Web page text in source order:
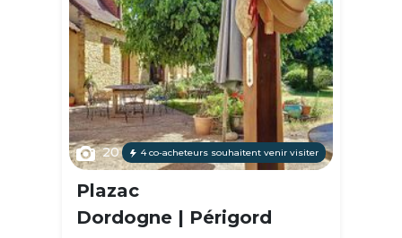
20 4 co-acheteurs souhaitent venir visiter
Plazac
Dordogne | Périgord